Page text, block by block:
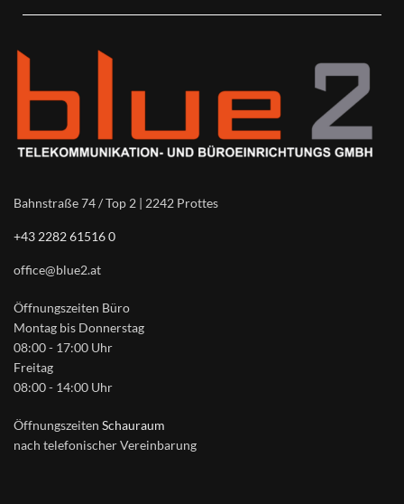
Bahnstraße 74 / Top 2 | 2242 Prottes
+43 2282 61516 0
office@blue2.at
Öffnungszeiten Büro
Montag bis Donnerstag
08:00 - 17:00 Uhr
Freitag
08:00 - 14:00 Uhr
Öffnungszeiten Schauraum
nach telefonischer Vereinbarung